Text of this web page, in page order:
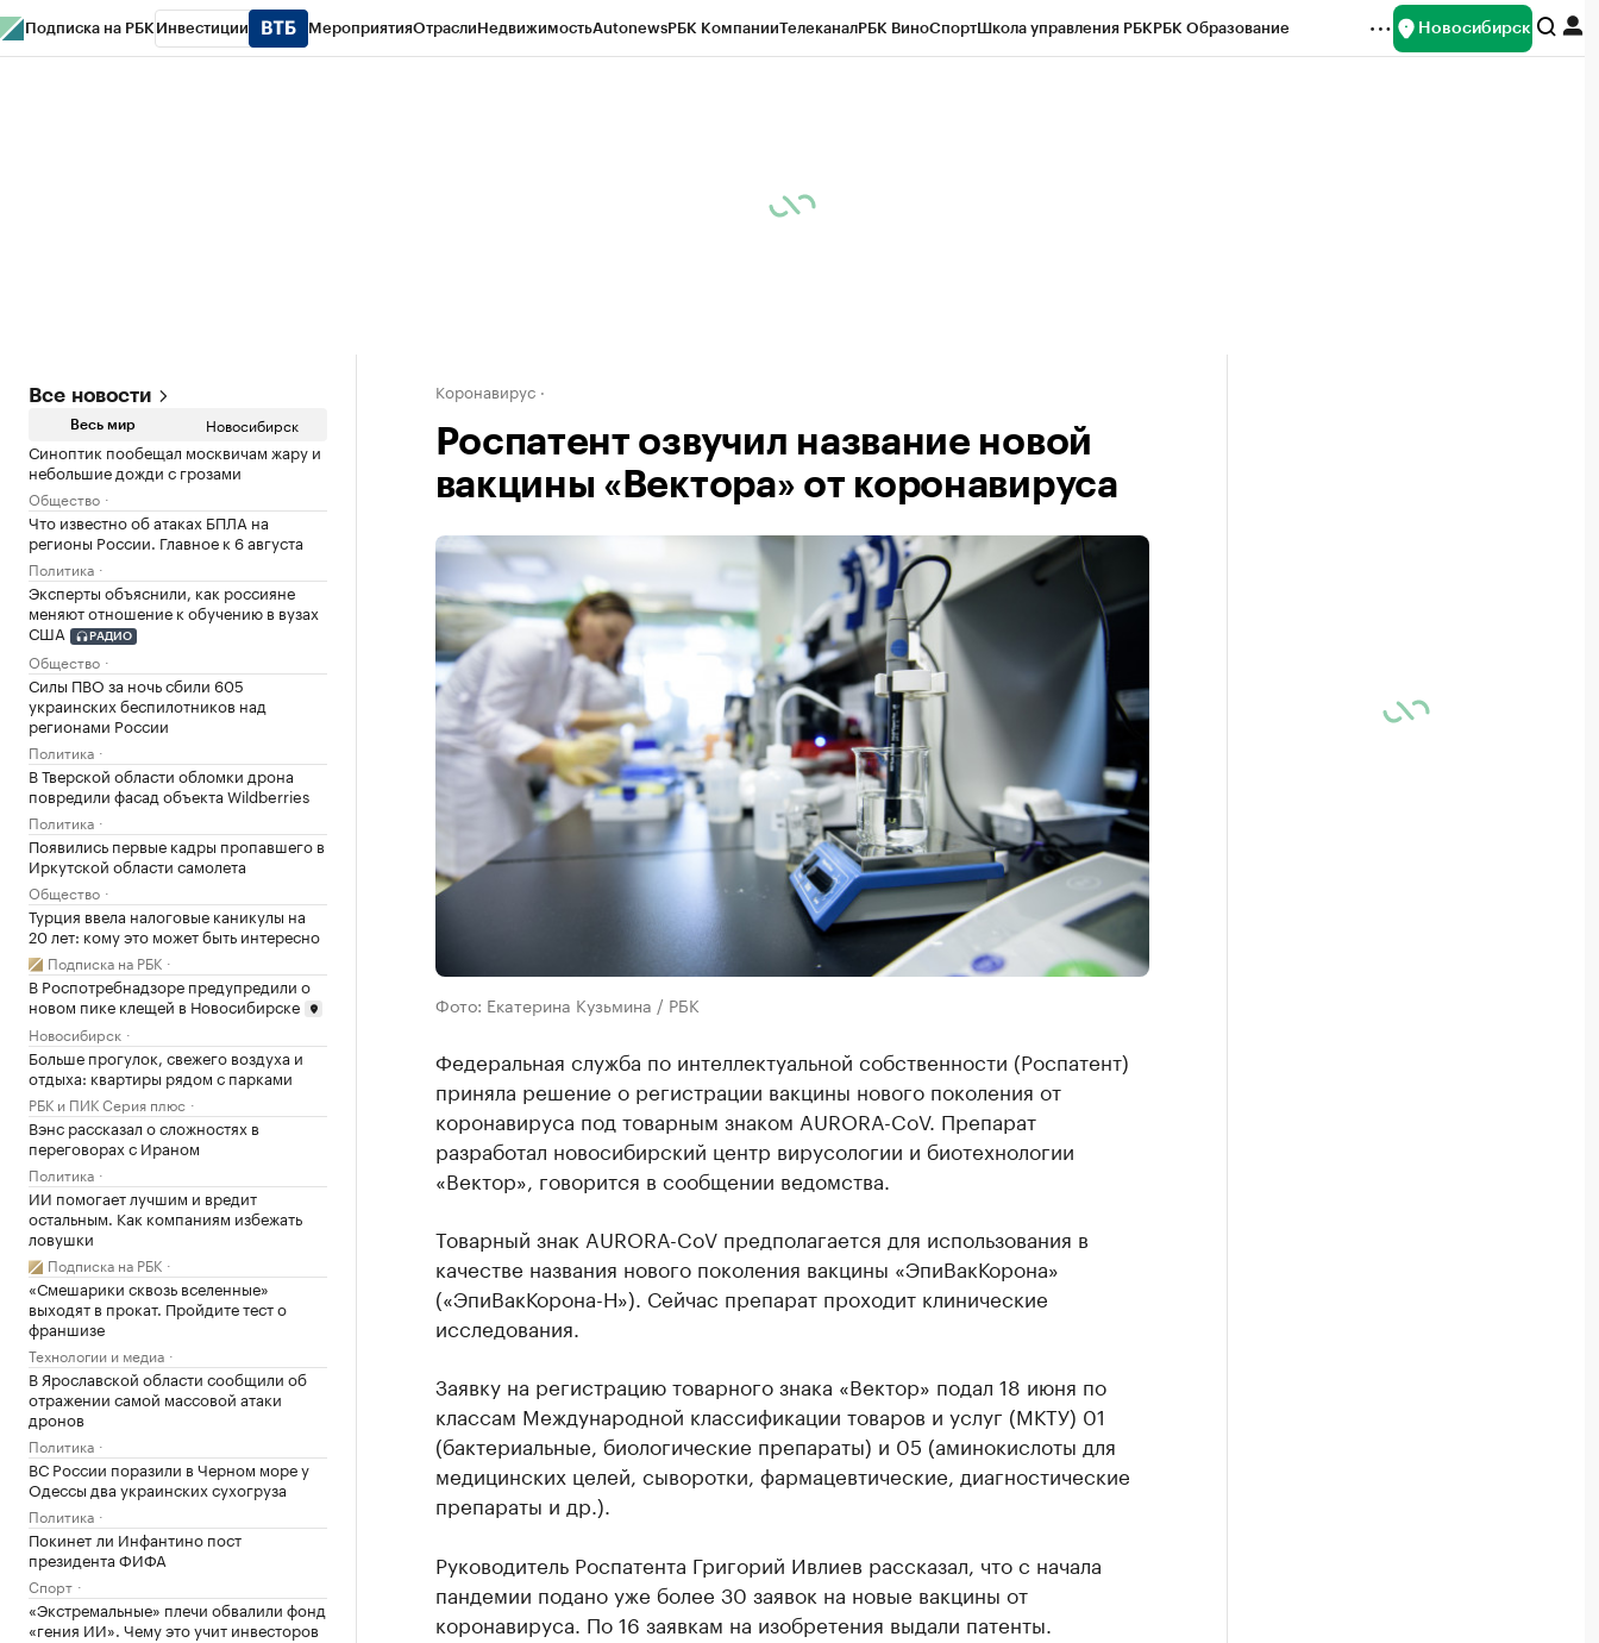
Подписка на РБК Инвестиции МероприятияОтраслиНедвижимостьAutonewsРБК КомпанииТелеканалРБК ВиноСпортШкола управления РБКРБК Образование Новосибирск
Все новости
Весь мир Новосибирск
Синоптик пообещал москвичам жару и
небольшие дожди с грозами
Общество
Что известно об атаках БПЛА на
регионы России. Главное к 6 августа
Политика
Эксперты объяснили, как россияне
меняют отношение к обучению в вузах
США
РАДИО
Общество
Силы ПВО за ночь сбили 605
украинских беспилотников над
регионами России
Политика
В Тверской области обломки дрона
повредили фасад объекта Wildberries
Политика
Появились первые кадры пропавшего в
Иркутской области самолета
Общество
Турция ввела налоговые каникулы на
20 лет: кому это может быть интересно
Подписка на РБК
В Роспотребнадзоре предупредили о
новом пике клещей в Новосибирске
Новосибирск
Больше прогулок, свежего воздуха и
отдыха: квартиры рядом с парками
РБК и ПИК Серия плюс
Вэнс рассказал о сложностях в
переговорах с Ираном
Политика
ИИ помогает лучшим и вредит
остальным. Как компаниям избежать
ловушки
Подписка на РБК
«Смешарики сквозь вселенные»
выходят в прокат. Пройдите тест о
франшизе
Технологии и медиа
В Ярославской области сообщили об
отражении самой массовой атаки
дронов
Политика
ВС России поразили в Черном море у
Одессы два украинских сухогруза
Политика
Покинет ли Инфантино пост
президента ФИФА
Спорт
«Экстремальные» плечи обвалили фонд
«гения ИИ». Чему это учит инвесторов
Коронавирус
Роспатент озвучил название новой
вакцины «Вектора» от коронавируса
Фото: Екатерина Кузьмина / РБК
Федеральная служба по интеллектуальной собственности (Роспатент)
приняла решение о регистрации вакцины нового поколения от
коронавируса под товарным знаком AURORA-CoV. Препарат
разработал новосибирский центр вирусологии и биотехнологии
«Вектор», говорится в сообщении ведомства.
Товарный знак AURORA-CoV предполагается для использования в
качестве названия нового поколения вакцины «ЭпиВакКорона»
(«ЭпиВакКорона-Н»). Сейчас препарат проходит клинические
исследования.
Заявку на регистрацию товарного знака «Вектор» подал 18 июня по
классам Международной классификации товаров и услуг (МКТУ) 01
(бактериальные, биологические препараты) и 05 (аминокислоты для
медицинских целей, сыворотки, фармацевтические, диагностические
препараты и др.).
Руководитель Роспатента Григорий Ивлиев рассказал, что с начала
пандемии подано уже более 30 заявок на новые вакцины от
коронавируса. По 16 заявкам на изобретения выдали патенты.